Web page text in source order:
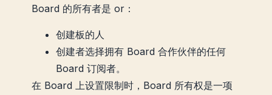
Board 的所有者是 or：
创建板的人
创建者选择拥有 Board 合作伙伴的任何
Board 订阅者。
在 Board 上设置限制时，Board 所有权是一项